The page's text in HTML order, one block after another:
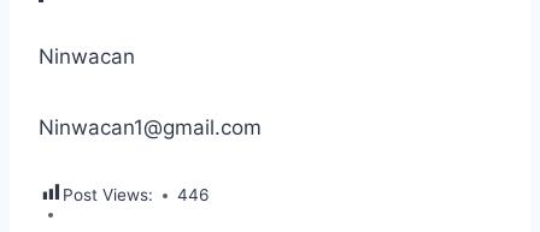
Ninwacan
Ninwacan1@gmail.com
Post Views: 446